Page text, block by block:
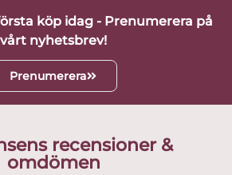
köp idag - Prenumerera på
vårt nyhetsbrev!
Prenumerera
recensioner &
omdömen